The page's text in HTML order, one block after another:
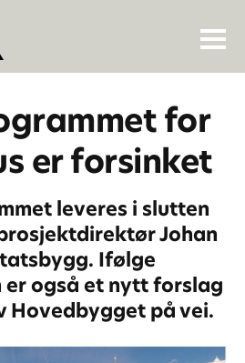
for
er forsinket
leveres i slutten
Johan
Ifølge
er også et nytt forslag
Hovedbygget på vei.